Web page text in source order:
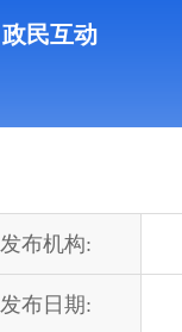
政民互动
发布机构:
发布日期: